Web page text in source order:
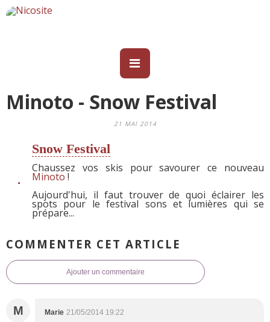
Minoto - Snow Festival
21 MAI 2014
Snow Festival
Chaussez vos skis pour savourer ce nouveau
Minoto !
Aujourd'hui, il faut trouver de quoi éclairer les
spots pour le festival sons et lumières qui se
prépare...
COMMENTER CET ARTICLE
Ajouter un commentaire
M Marie 21/05/2014 19:22